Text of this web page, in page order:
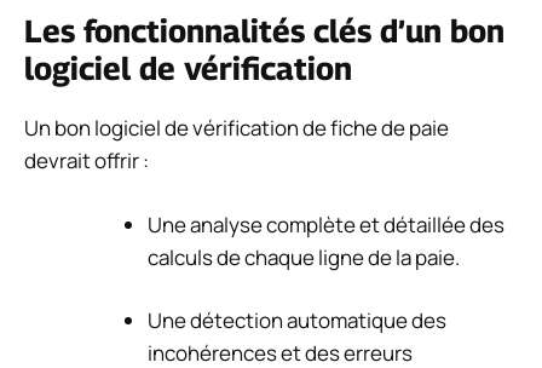
Les fonctionnalités clés d’un bon
logiciel de vérification
Un bon logiciel de vérification de fiche de paie
devrait offrir :
Une analyse complète et détaillée des
calculs de chaque ligne de la paie.
Une détection automatique des
incohérences et des erreurs